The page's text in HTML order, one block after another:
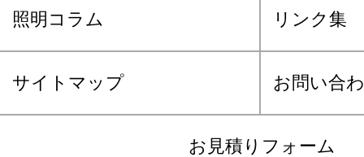
照明コラム リンク集
サイトマップ お問い合
お見積りフォーム